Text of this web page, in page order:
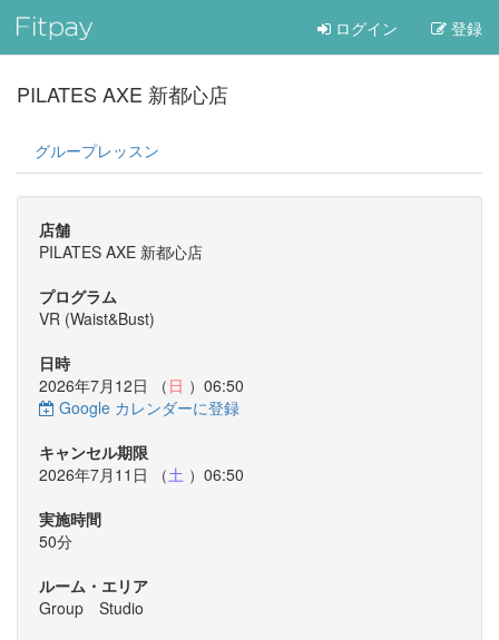
ログイン 登録
PILATES AXE 新都心店
グループレッスン
店舗
PILATES AXE 新都心店
プログラム
VR (Waist&Bust)
日時
2026年7月12日 （ 日 ）06:50
Google カレンダーに登録
キャンセル期限
2026年7月11日 （土 ）06:50
実施時間
50分
ルーム・エリア
Group Studio